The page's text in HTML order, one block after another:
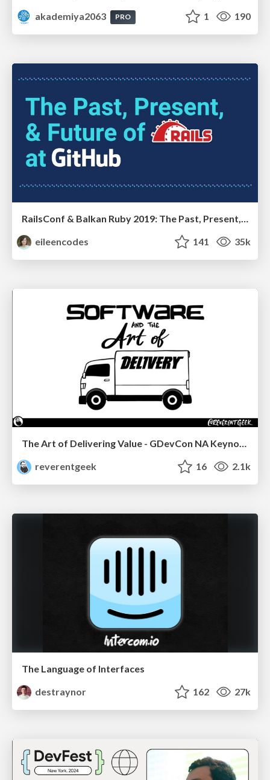
akademiya2063
PRO 1 190
RailsConf & Balkan Ruby 2019: The Past, Present, and Future of Rails at GitHub
eileencodes
141 35k
The Art of Delivering Value - GDevCon NA Keynote
reverentgeek
16 2.1k
The Language of Interfaces
destraynor
162 27k